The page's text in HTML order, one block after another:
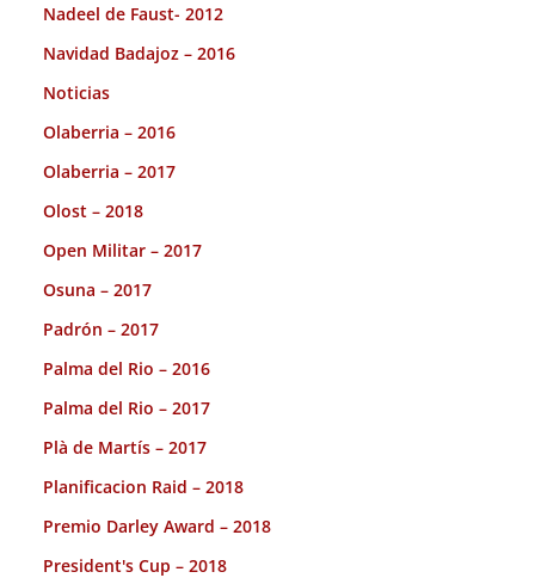
Nadeel de Faust- 2012
Navidad Badajoz – 2016
Noticias
Olaberria – 2016
Olaberria – 2017
Olost – 2018
Open Militar – 2017
Osuna – 2017
Padrón – 2017
Palma del Rio – 2016
Palma del Rio – 2017
Plà de Martís – 2017
Planificacion Raid – 2018
Premio Darley Award – 2018
President's Cup – 2018